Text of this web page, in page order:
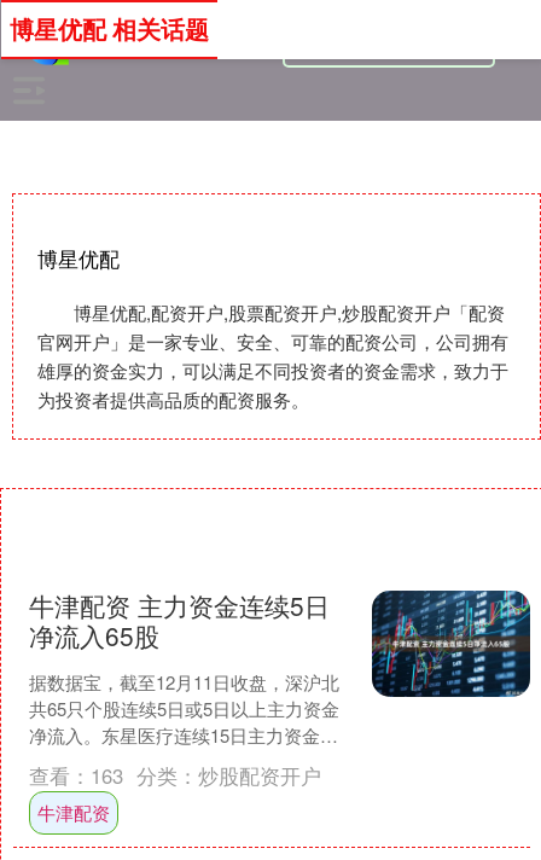
博星优配
博星优配,配资开户,股票配资开户,炒股配资开户「配资
官网开户」是一家专业、安全、可靠的配资公司，公司拥有
雄厚的资金实力，可以满足不同投资者的资金需求，致力于
为投资者提供高品质的配资服务。
博星优配 相关话题
牛津配资 主力资金连续5日
净流入65股
据数据宝，截至12月11日收盘，深沪北
共65只个股连续5日或5日以上主力资金
净流入。东星医疗连续15日主力资金净
流入，排名第一；道恩股份连续10日主
力资金净流入....
查看： 163 分类： 炒股配资开户
牛津配资